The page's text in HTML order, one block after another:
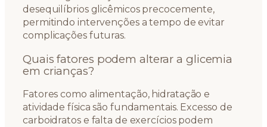
desequilíbrios glicêmicos precocemente,
permitindo intervenções a tempo de evitar
complicações futuras.
Quais fatores podem alterar a glicemia
em crianças?
Fatores como alimentação, hidratação e
atividade física são fundamentais. Excesso de
carboidratos e falta de exercícios podem